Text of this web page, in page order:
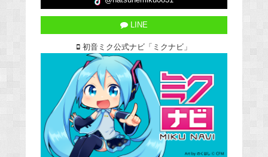
LINE
初音ミク公式ナビ「ミクナビ」